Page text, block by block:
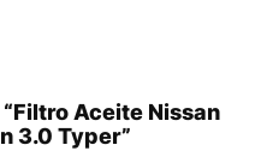
Aceite Nissan
3.0 Typer”